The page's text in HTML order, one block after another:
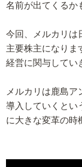
名前が出てくるか
今回、メルカリは
主要株主になりま
経営に関与してい
メルカリは鹿島ア
導入していくとい
に大きな変革の時